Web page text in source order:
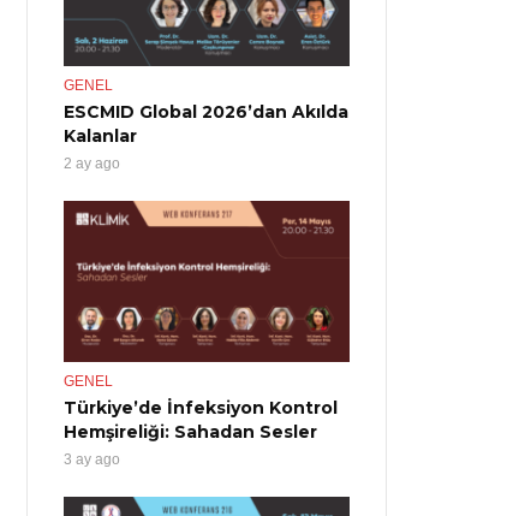
GENEL
ESCMID Global 2026’dan Akılda
Kalanlar
2 ay ago
GENEL
Türkiye’de İnfeksiyon Kontrol
Hemşireliği: Sahadan Sesler
3 ay ago